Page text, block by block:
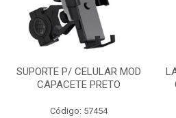
SUPORTE P/ CELULAR MOD
CAPACETE PRETO
Código: 57454